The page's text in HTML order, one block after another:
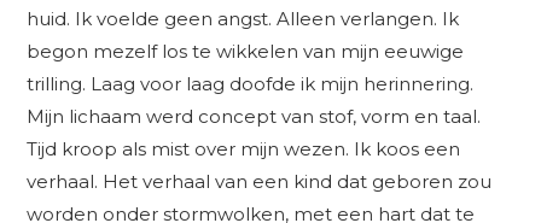
huid. Ik voelde geen angst. Alleen verlangen. Ik
begon mezelf los te wikkelen van mijn eeuwige
trilling. Laag voor laag doofde ik mijn herinnering.
Mijn lichaam werd concept van stof, vorm en taal.
Tijd kroop als mist over mijn wezen. Ik koos een
verhaal. Het verhaal van een kind dat geboren zou
worden onder stormwolken, met een hart dat te